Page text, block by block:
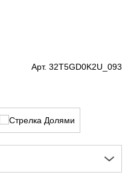
Арт. 32T5GD0K2U_093